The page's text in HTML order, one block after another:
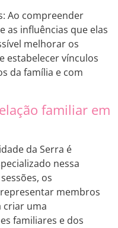
Ao compreender
as influências que elas
melhorar os
estabelecer vínculos
da família e com
familiar em
da Serra é
nessa
os
membros
criar uma
familiares e dos